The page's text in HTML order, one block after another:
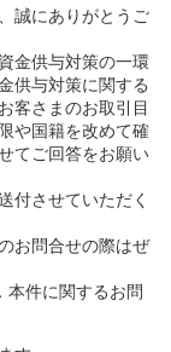
誠にありがとうご
金供与対策の一環
供与対策に関する
客さまのお取引目
や国籍を改めて確
てご回答をお願い
付させていただく
お問合せの際はぜ
本件に関するお問